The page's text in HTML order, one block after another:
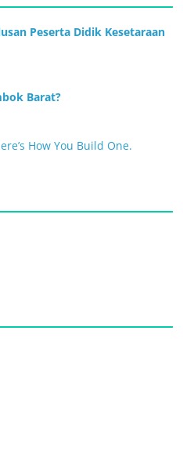
Peserta Didik Kesetaraan
Barat?
How You Build One.